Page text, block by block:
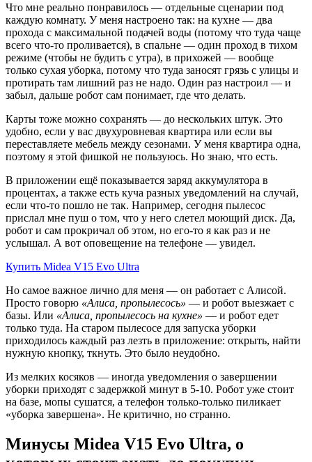
Что мне реально понравилось — отдельные сценарии под
каждую комнату. У меня настроено так: на кухне — два
прохода с максимальной подачей воды (потому что туда чаще
всего что-то проливается), в спальне — один проход в тихом
режиме (чтобы не будить с утра), в прихожей — вообще
только сухая уборка, потому что туда заносят грязь с улицы и
протирать там лишний раз не надо. Один раз настроил — и
забыл, дальше робот сам понимает, где что делать.
Карты тоже можно сохранять — до нескольких штук. Это
удобно, если у вас двухуровневая квартира или если вы
переставляете мебель между сезонами. У меня квартира одна,
поэтому я этой фишкой не пользуюсь. Но знаю, что есть.
В приложении ещё показывается заряд аккумулятора в
процентах, а также есть куча разных уведомлений на случай,
если что-то пошло не так. Например, сегодня пылесос
прислал мне пуш о том, что у него слетел моющий диск. Да,
робот и сам прокричал об этом, но его-то я как раз и не
услышал. А вот оповещение на телефоне — увидел.
Купить Midea V15 Evo Ultra
Но самое важное лично для меня — он работает с Алисой.
Просто говорю «Алиса, пропылесось» — и робот выезжает с
базы. Или «Алиса, пропылесось на кухне» — и робот едет
только туда. На старом пылесосе для запуска уборки
приходилось каждый раз лезть в приложение: открыть, найти
нужную кнопку, ткнуть. Это было неудобно.
Из мелких косяков — иногда уведомления о завершении
уборки приходят с задержкой минут в 5-10. Робот уже стоит
на базе, мопы сушатся, а телефон только-только пиликает
«уборка завершена». Не критично, но странно.
Минусы Midea V15 Evo Ultra, о